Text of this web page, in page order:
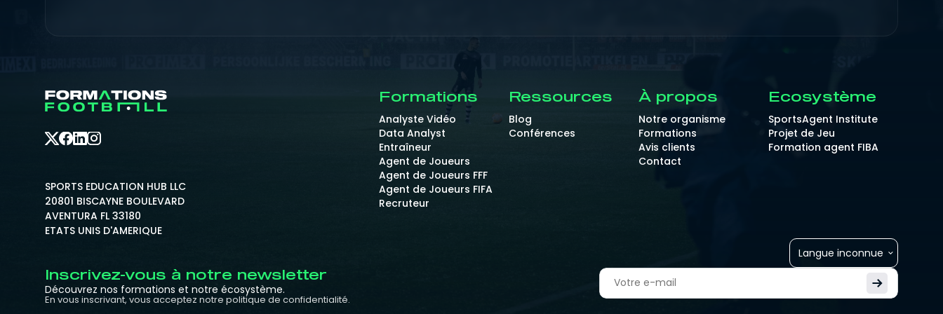
SPORTS EDUCATION HUB LLC
20801 BISCAYNE BOULEVARD
AVENTURA FL 33180
ETATS UNIS D'AMERIQUE
Formations
Analyste Vidéo
Data Analyst
Entraîneur
Agent de Joueurs
Agent de Joueurs FFF
Agent de Joueurs FIFA
Recruteur
Ressources
Blog
Conférences
À propos
Notre organisme
Formations
Avis clients
Contact
Ecosystème
SportsAgent Institute
Projet de Jeu
Formation agent FIBA
Langue inconnue
Inscrivez-vous à notre newsletter
Découvrez nos formations et notre écosystème.
En vous inscrivant, vous acceptez notre politique de confidentialité.